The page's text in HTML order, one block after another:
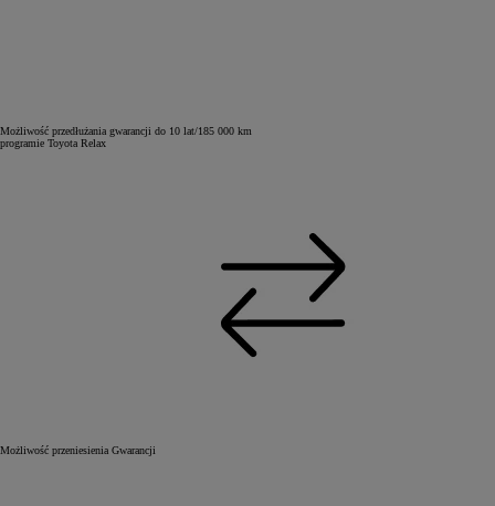
Możliwość przedłużania gwarancji do 10 lat/185 000 km
programie Toyota Relax
Możliwość przeniesienia Gwarancji